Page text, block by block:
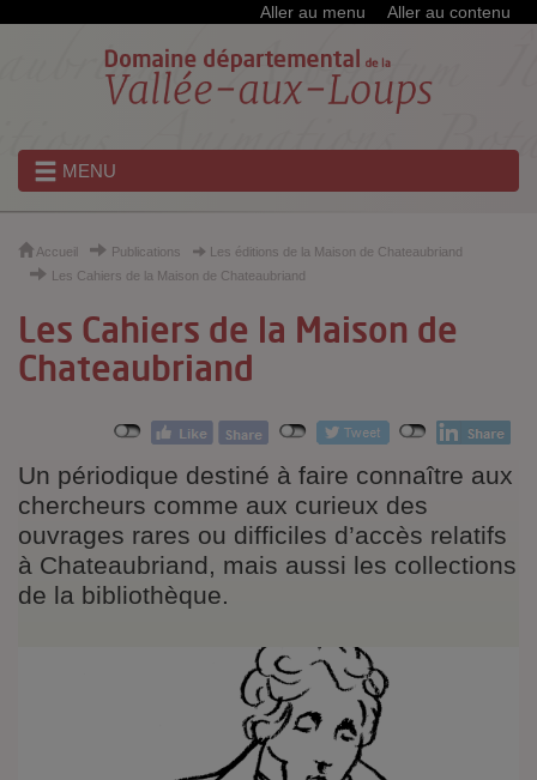
Aller au menu Aller au contenu
MENU
Accueil Publications
Les éditions de la Maison de Chateaubriand
Les Cahiers de la Maison de Chateaubriand
Les Cahiers de la Maison de
Chateaubriand
Un périodique destiné à faire connaître aux
chercheurs comme aux curieux des
ouvrages rares ou difficiles d’accès relatifs
à Chateaubriand, mais aussi les collections
de la bibliothèque.
Cookies et traceurs utilisés sur ce site